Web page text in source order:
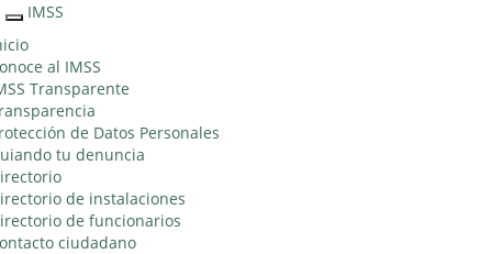
Interruptor
de
Navegación
IMSS
al IMSS
Transparente
de Datos Personales
tu denuncia
de instalaciones
de funcionarios
ciudadano